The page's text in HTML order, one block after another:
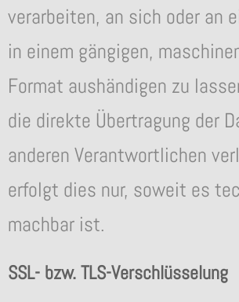
verarbeiten, an sich oder an
in einem gängigen,
Format aushändigen zu
die direkte Übertragung der
anderen Verantwortlichen
erfolgt dies nur, soweit es
machbar ist.
SSL- bzw. TLS-Verschlüsselung